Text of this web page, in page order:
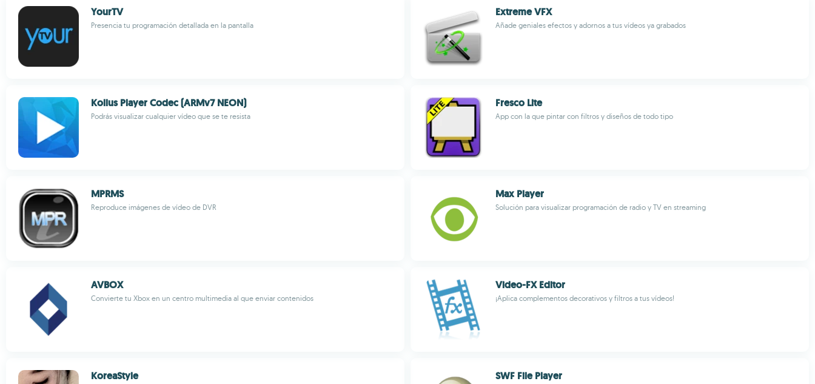
YourTV
Presencia tu programación detallada en la pantalla
Extreme VFX
Añade geniales efectos y adornos a tus vídeos ya grabados
Kollus Player Codec (ARMv7 NEON)
Podrás visualizar cualquier vídeo que se te resista
Fresco Lite
App con la que pintar con filtros y diseños de todo tipo
MPRMS
Reproduce imágenes de vídeo de DVR
Max Player
Solución para visualizar programación de radio y TV en streaming
AVBOX
Convierte tu Xbox en un centro multimedia al que enviar contenidos
Video-FX Editor
¡Aplica complementos decorativos y filtros a tus vídeos!
KoreaStyle SWF File Player